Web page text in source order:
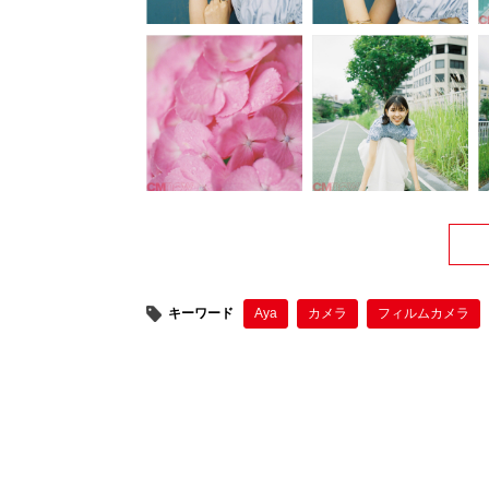
キーワード Aya カメラ フィルムカメラ